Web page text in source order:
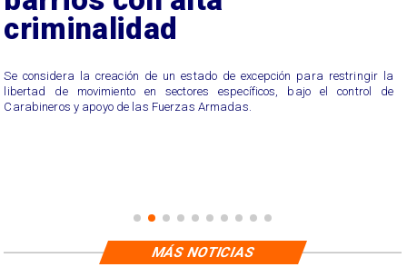
criminalidad
Se considera la creación de un estado de excepción para restringir la
libertad de movimiento en sectores específicos, bajo el control de
Carabineros y apoyo de las Fuerzas Armadas.
MÁS NOTICIAS